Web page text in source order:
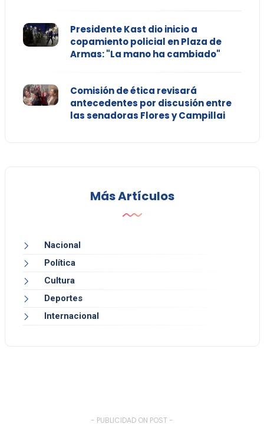
Presidente Kast dio inicio a
copamiento policial en Plaza de
Armas: "La mano ha cambiado"
Comisión de ética revisará
antecedentes por discusión entre
las senadoras Flores y Campillai
Más Artículos
Nacional
Política
Cultura
Deportes
Internacional
- PUBLICIDAD ON POST -